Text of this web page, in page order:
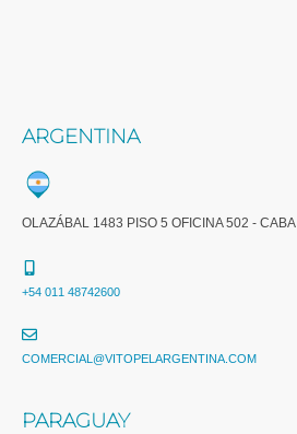
ARGENTINA
OLAZÁBAL 1483 PISO 5 OFICINA 502 - CABA
+54 011 48742600​
COMERCIAL@VITOPELARGENTINA.COM​
PARAGUAY